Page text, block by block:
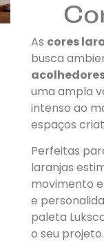
As cores
busca
uma ampla
intenso ao
espaços
Perfeitas
laranjas
movimento
e
paleta
o seu projeto.